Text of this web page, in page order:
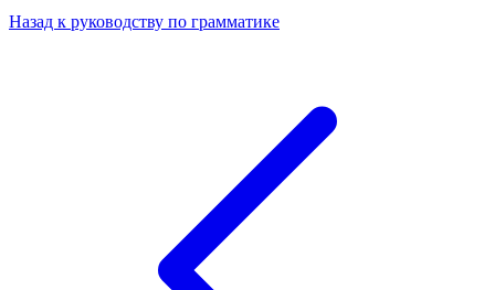
Назад к руководству по грамматике